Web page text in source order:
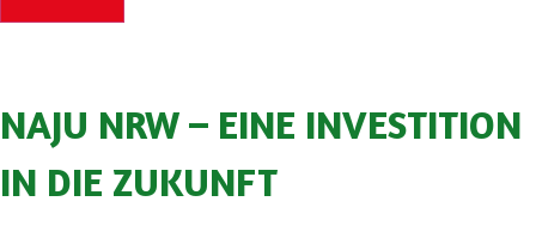
NAJU NRW – EINE INVESTITION
IN DIE ZUKUNFT